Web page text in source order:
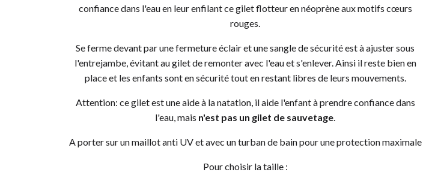
confiance dans l'eau en leur enfilant ce gilet flotteur en néoprène aux motifs cœurs
rouges.
Se ferme devant par une fermeture éclair et une sangle de sécurité est à ajuster sous
l'entrejambe, évitant au gilet de remonter avec l'eau et s'enlever. Ainsi il reste bien en
place et les enfants sont en sécurité tout en restant libres de leurs mouvements.
Attention: ce gilet est une aide à la natation, il aide l'enfant à prendre confiance dans
l'eau, mais n'est pas un gilet de sauvetage.
A porter sur un maillot anti UV et avec un turban de bain pour une protection maximale
Pour choisir la taille :